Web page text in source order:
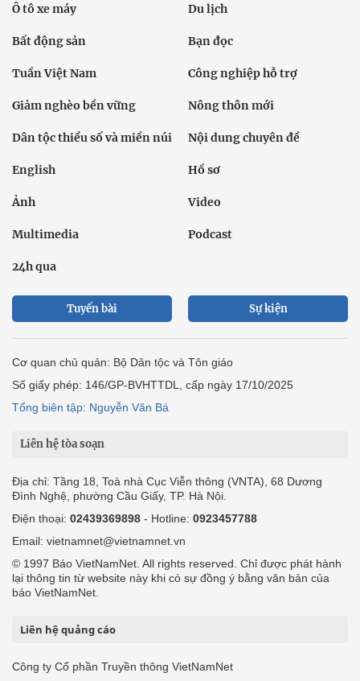
Ô tô xe máy Du lịch
Bất động sản Bạn đọc
Tuần Việt Nam Công nghiệp hỗ trợ
Giảm nghèo bền vững Nông thôn mới
Dân tộc thiểu số và miền núi Nội dung chuyên đề
English Hồ sơ
Ảnh Video
Multimedia Podcast
24h qua
Tuyến bài Sự kiện
Cơ quan chủ quản: Bộ Dân tộc và Tôn giáo
Số giấy phép: 146/GP-BVHTTDL, cấp ngày 17/10/2025
Tổng biên tập: Nguyễn Văn Bá
Liên hệ tòa soạn
Địa chỉ: Tầng 18, Toà nhà Cục Viễn thông (VNTA), 68 Dương
Đình Nghệ, phường Cầu Giấy, TP. Hà Nội.
Điện thoại: 02439369898 - Hotline: 0923457788
Email: vietnamnet@vietnamnet.vn
© 1997 Báo VietNamNet. All rights reserved. Chỉ được phát hành
lại thông tin từ website này khi có sự đồng ý bằng văn bản của
báo VietNamNet.
Liên hệ quảng cáo
Công ty Cổ phần Truyền thông VietNamNet